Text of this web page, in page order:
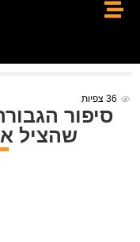
36צפיות
סיפור
שהציל